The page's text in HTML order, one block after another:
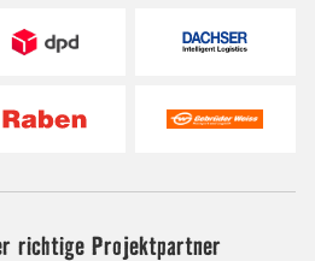
richtige Projektpartner